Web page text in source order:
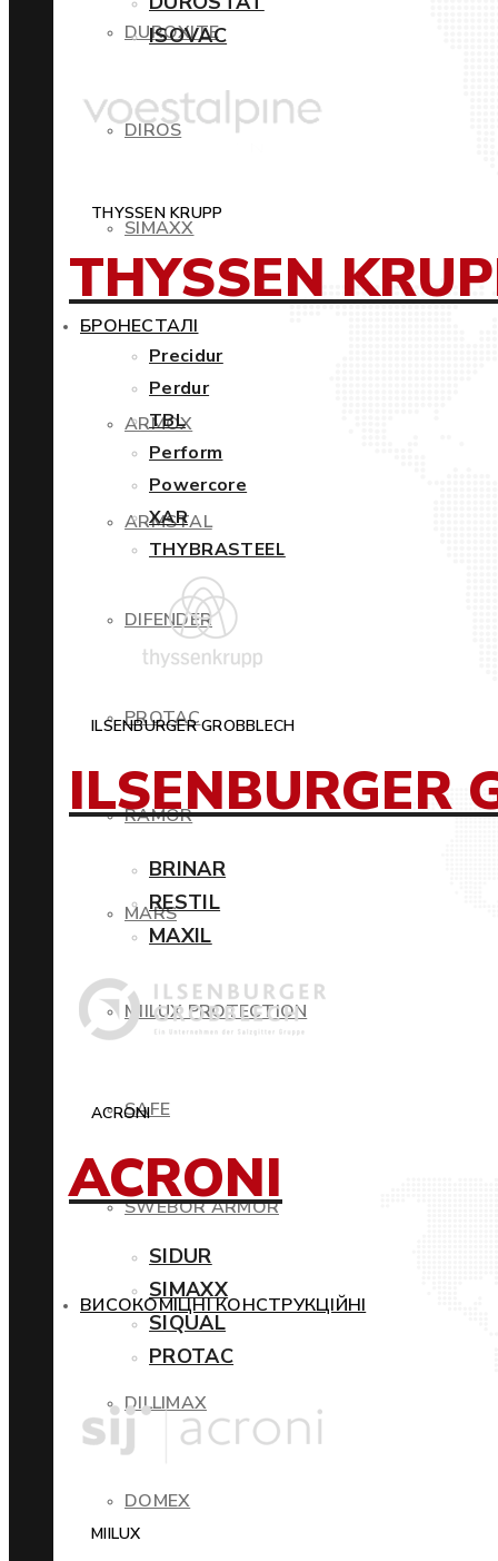
DUROXITE
DIROS
SIMAXX
БРОНЕСТАЛІ
ARMOX
ARMSTAL
DIFENDER
PROTAC
RAMOR
MARS
MIILUX PROTECTION
SAFE
SWEBOR ARMOR
ВИСОКОМІЦНІ КОНСТРУКЦІЙНІ
DILLIMAX
DOMEX
ISOVAC
THYSSEN KRUPP
THYSSEN
Precidur
Perdur
TBL
Perform
Powercore
XAR
THYBRASTEEL
ILSENBURGER GROBBLECH
ILSENBURGER
BRINAR
RESTIL
MAXIL
ACRONI
ACRONI
SIDUR
SIMAXX
SIQUAL
PROTAC
MIILUX